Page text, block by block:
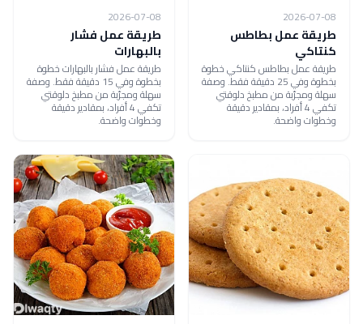
2026-07-08
طريقة عمل بطاطس
كنتاكي
طريقة عمل بطاطس كنتاكي خطوة
بخطوة وفي 25 دقيقة فقط. وصفة
سهلة ومجرّبة من مطبخ دلوقتي
تكفي 4 أفراد، بمقادير دقيقة
وخطوات واضحة.
2026-07-08
طريقة عمل فشار
بالبهارات
طريقة عمل فشار بالبهارات خطوة
بخطوة وفي 15 دقيقة فقط. وصفة
سهلة ومجرّبة من مطبخ دلوقتي
تكفي 4 أفراد، بمقادير دقيقة
وخطوات واضحة.